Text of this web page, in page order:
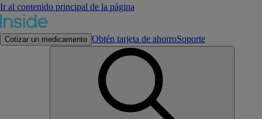
Ir al contenido principal de la página
Cotizar un medicamento Obtén tarjeta de ahorroSoporte